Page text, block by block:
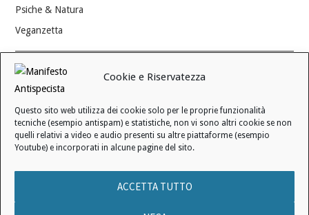
Cookie e Riservatezza
Questo sito web utilizza dei cookie solo per le proprie funzionalità
tecniche (esempio antispam) e statistiche, non vi sono altri cookie se non
quelli relativi a video e audio presenti su altre piattaforme (esempio
Youtube) e incorporati in alcune pagine del sito.
ACCETTA TUTTO
Psiche & Natura
Veganzetta
Modifica consenso ai cookie
REVOCA IL TUO CONSENSO
Stato attuale: Negato
INFORMATIVA SUI COOKIE|